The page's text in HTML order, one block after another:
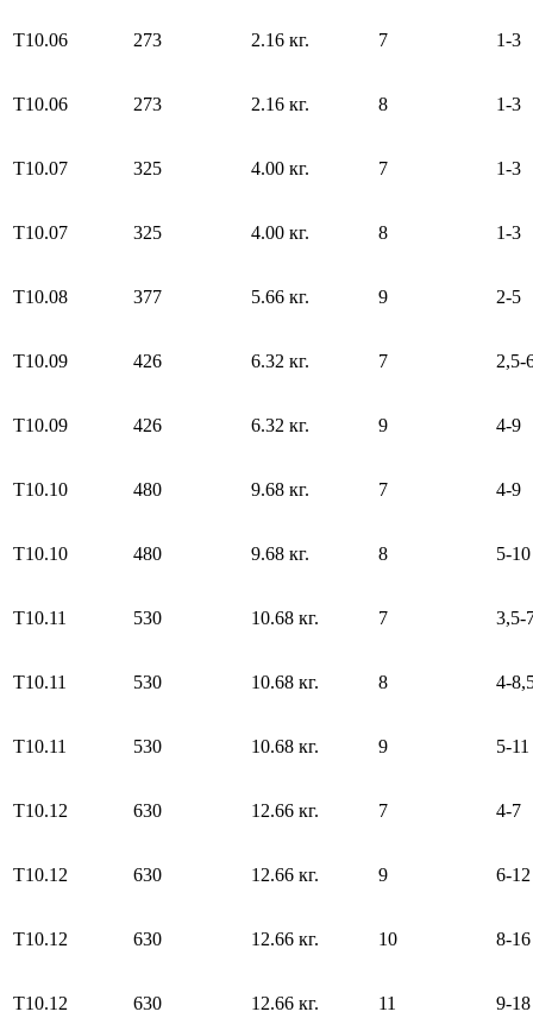
Т10.06 273 2.16 кг. 7 1-3
Т10.06 273 2.16 кг. 8 1-3
Т10.07 325 4.00 кг. 7 1-3
Т10.07 325 4.00 кг. 8 1-3
Т10.08 377 5.66 кг. 9 2-5
Т10.09 426 6.32 кг. 7 2,5-
Т10.09 426 6.32 кг. 9 4-9
Т10.10 480 9.68 кг. 7 4-9
Т10.10 480 9.68 кг. 8 5-10
Т10.11 530 10.68 кг. 7 3,5-
Т10.11 530 10.68 кг. 8 4-
Т10.11 530 10.68 кг. 9 5-11
Т10.12 630 12.66 кг. 7 4-7
Т10.12 630 12.66 кг. 9 6-12
Т10.12 630 12.66 кг. 10 8-16
Т10.12 630 12.66 кг. 11 9-18